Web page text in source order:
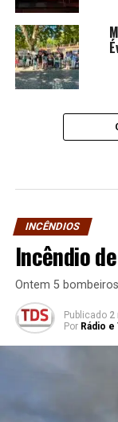
INCÊNDIOS
Incêndio
Ontem 5
Publicado 2
Por Rádio